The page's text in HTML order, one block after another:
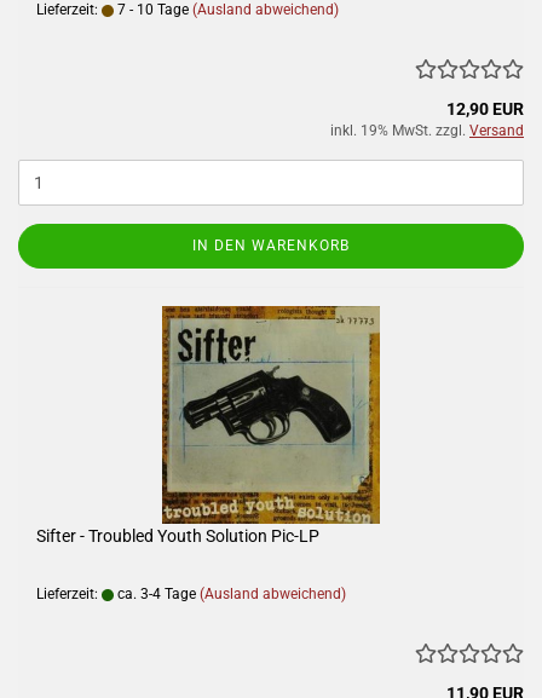
Lieferzeit: 7 - 10 Tage (Ausland abweichend)
12,90 EUR
inkl. 19% MwSt. zzgl. Versand
IN DEN WARENKORB
Sifter - Troubled Youth Solution Pic-LP
Lieferzeit: ca. 3-4 Tage (Ausland abweichend)
11,90 EUR